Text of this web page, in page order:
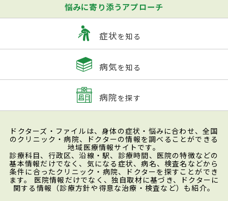
悩みに寄り添うアプローチ
症状を知る
病気を知る
病院を探す
ドクターズ・ファイルは、身体の症状・悩みに合わせ、全国
のクリニック・病院、ドクターの情報を調べることができる
地域医療情報サイトです。
診療科目、行政区、沿線・駅、診療時間、医院の特徴などの
基本情報だけでなく、気になる症状、病名、検査名などから
条件に合ったクリニック・病院、ドクターを探すことができ
ます。 医院情報だけでなく、独自取材に基づき、ドクターに
関する情報（診療方針や得意な治療・検査など）も紹介。